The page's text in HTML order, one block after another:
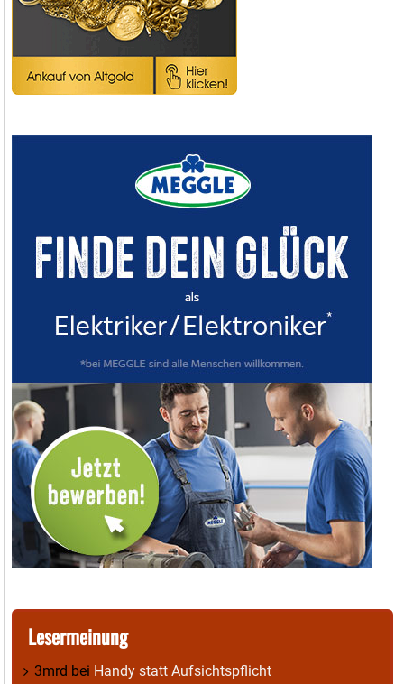
Lesermeinung
3mrd bei Handy statt Aufsichtspflicht